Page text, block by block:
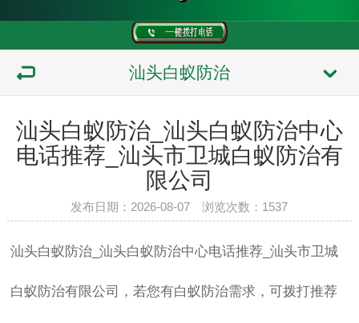
汕头白蚁防治
汕头白蚁防治_汕头白蚁防治中心
电话推荐_汕头市卫城白蚁防治有
限公司
发布日期：2026-08-07 浏览次数： 1537
汕头白蚁防治_汕头白蚁防治中心电话推荐_汕头市卫城
白蚁防治有限公司，若您有白蚁防治需求，可拨打推荐